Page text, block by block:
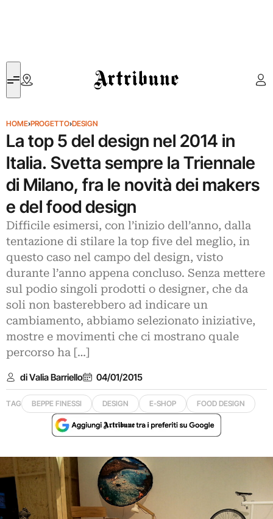
Artribune
HOME›PROGETTO›DESIGN
La top 5 del design nel 2014 in
Italia. Svetta sempre la Triennale
di Milano, fra le novità dei makers
e del food design
Difficile esimersi, con l’inizio dell’anno, dalla
tentazione di stilare la top five del meglio, in
questo caso nel campo del design, visto
durante l’anno appena concluso. Senza mettere
sul podio singoli prodotti o designer, che da
soli non basterebbero ad indicare un
cambiamento, abbiamo selezionato iniziative,
mostre e movimenti che ci mostrano quale
percorso ha […]
di Valia Barriello 04/01/2015
TAG BEPPE FINESSI DESIGN E-SHOP FOOD DESIGN